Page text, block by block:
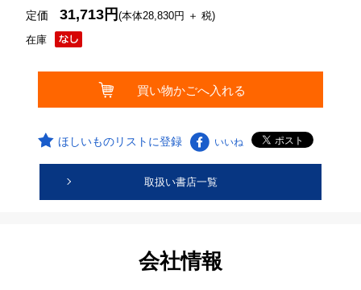
在庫
定価31,713円(本体28,830円 ＋ 税)
ほしいものリストに登録 いいね
取扱い書店一覧
会社情報